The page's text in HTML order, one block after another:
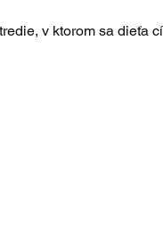
v ktorom sa dieťa